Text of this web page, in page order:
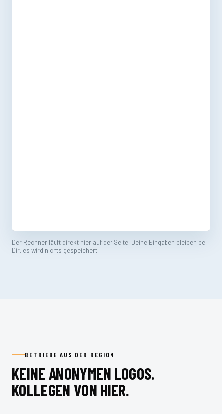
Der Rechner läuft direkt hier auf der Seite. Deine Eingaben bleiben bei
Dir, es wird nichts gespeichert.
BETRIEBE AUS DER REGION
KEINE ANONYMEN LOGOS.
KOLLEGEN VON HIER.